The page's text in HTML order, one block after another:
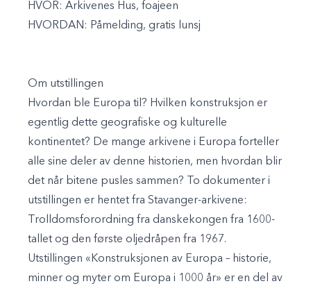
HVOR: Arkivenes Hus, foajeen
HVORDAN: Påmelding, gratis lunsj
Om utstillingen
Hvordan ble Europa til? Hvilken konstruksjon er
egentlig dette geografiske og kulturelle
kontinentet? De mange arkivene i Europa forteller
alle sine deler av denne historien, men hvordan blir
det når bitene pusles sammen? To dokumenter i
utstillingen er hentet fra Stavanger-arkivene:
Trolldomsforordning fra danskekongen fra 1600-
tallet og den første oljedråpen fra 1967.
Utstillingen «Konstruksjonen av Europa – historie,
minner og myter om Europa i 1000 år» er en del av